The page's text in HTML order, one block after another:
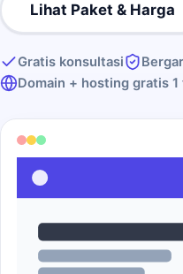
Lihat Paket & Harga
Gratis konsultasi
Domain + hosting gratis 1